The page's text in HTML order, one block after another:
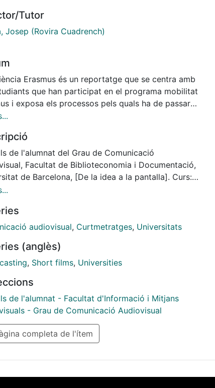
Tutor
Josep (Rovira Cuadrench)
Erasmus és un reportatge que se centra amb
que han participat en el programa mobilitat
i exposa els processos pels quals ha de passar
per poder marxar i els problemes amb els quals
de l'alumnat del Grau de Comunicació
Facultat de Biblioteconomia i Documentació,
de Barcelona, [De la idea a la pantalla]. Curs:
Tutor: Josep Rovira.
Pagés, Dayana Rodas; Guionistes: Ariadna Pagés,
Rodas; Càmera: Ariadna Pagès; Il·luminadores:
Muntatge: Ariadna Pagés, Dayana Rodas;
Ariadna Pagés, Dayana Rodas.
audiovisual, Curtmetratges, Universitats
(anglès)
, Short films, Universities
de l'alumnat - Facultat d'Informació i Mitjans
- Grau de Comunicació Audiovisual
completa de l'ítem